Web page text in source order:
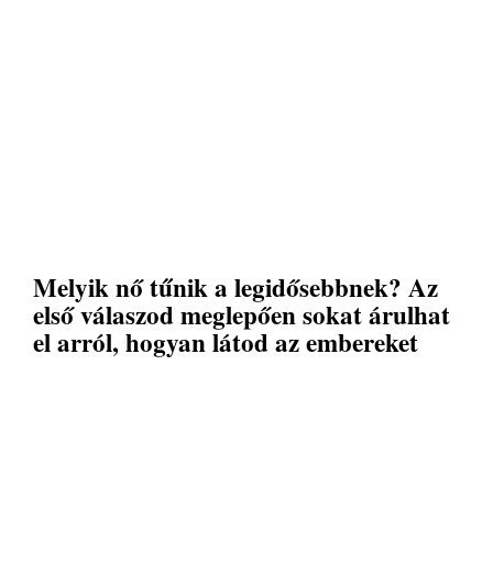
Melyik nő tűnik a legidősebbnek? Az
első válaszod meglepően sokat árulhat
el arról, hogyan látod az embereket